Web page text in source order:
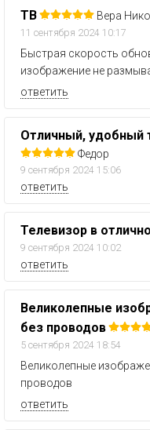
ТВ Вера
11 сентября 2024 10:17
Быстрая скорость
изображение не
ответить
Отличный, удобный
Федор
9 сентября 2024 15:06
ответить
Телевизор в
9 сентября 2024 10:02
ответить
Великолепные
без проводов
5 сентября 2024 18:54
Великолепные
проводов
ответить